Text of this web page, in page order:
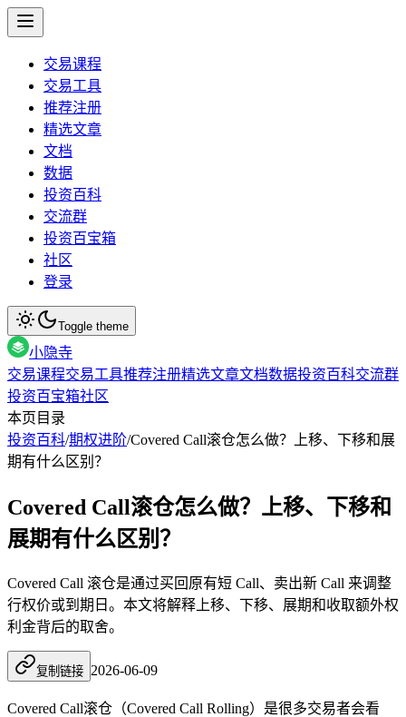
交易课程
交易工具
推荐注册
精选文章
文档
数据
投资百科
交流群
投资百宝箱
社区
登录
Toggle theme
小隐寺
交易课程交易工具推荐注册精选文章文档数据投资百科交流群
投资百宝箱社区
本页目录
投资百科/期权进阶/Covered Call滚仓怎么做？上移、下移和展
期有什么区别？
Covered Call滚仓怎么做？上移、下移和
展期有什么区别？
Covered Call 滚仓是通过买回原有短 Call、卖出新 Call 来调整
行权价或到期日。本文将解释上移、下移、展期和收取额外权
利金背后的取舍。
复制链接 2026-06-09
Covered Call滚仓（Covered Call Rolling）是很多交易者会看